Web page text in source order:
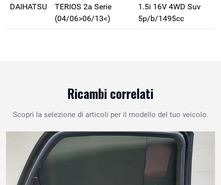
DAIHATSU
TERIOS 2a Serie
(04/06>06/13<)
1.5i 16V 4WD Suv
5p/b/1495cc
Ricambi correlati
Scopri la selezione di articoli per il modello del tuo veicolo.